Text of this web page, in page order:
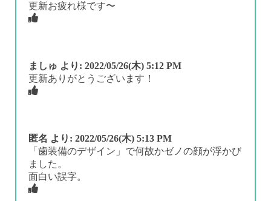
更新お疲れ様です〜
ましゅ より: 2022/05/26(木) 5:12 PM
更新ありがとうございます！
匿名 より: 2022/05/26(木) 5:13 PM
「歯装備のデザイン」で何故かゼノの顔が浮かび
ました。
面白い誤字。